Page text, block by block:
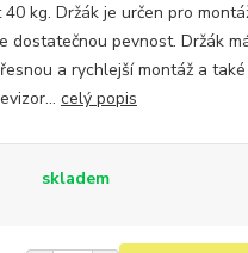
kg. Držák je určen pro
dostatečnou pevnost. Držák
a rychlejší montáž a
celý popis
skladem